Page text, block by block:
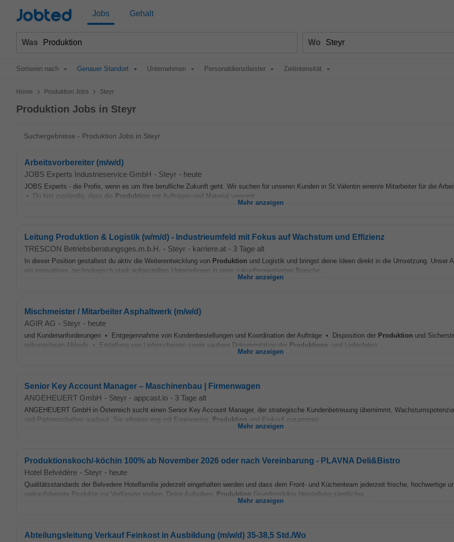
Jobted Jobs Gehalt
Was Wo
Sortieren nach Genauer Standort Unternehmen Personaldienstleister Zeitintensität
Home > Produktion Jobs > Steyr
Produktion Jobs in Steyr
Suchergebnisse - Produktion Jobs in Steyr
Arbeitsvorbereiter (m/w/d)
JOBS Experts Industrieservice GmbH - Steyr - heute
JOBS Experts - die Profis, wenn es um Ihre berufliche Zukunft geht. Wir suchen für unseren Kunden in St.Valentin einen/e Mitarbeiter für die
• Du bist zuständig, dass die Produktion mit Aufträgen und Material versorgt...
Mehr anzeigen
Leitung Produktion & Logistik (w/m/d) - Industrieumfeld mit Fokus auf Wachstum und Effizienz
TRESCON Betriebsberatungsges.m.b.H. - Steyr - karriere.at - 3 Tage alt
In dieser Position gestaltest du aktiv die Weiterentwicklung von Produktion und Logistik und bringst deine Ideen direkt in die Umsetzung. Unser
ein innovatives, technologisch stark aufgestelltes Unternehmen in einer zukunftsorientierten Branche...
Mehr anzeigen
Mischmeister / Mitarbeiter Asphaltwerk (m/w/d)
AGIR AG - Steyr - heute
und Kundenanforderungen • Entgegennahme von Kundenbestellungen und Koordination der Aufträge • Disposition der Produktion und
reibungslosen Ablaufs • Erstellung von Lieferscheinen sowie saubere Dokumentation der Produktions- und Lieferdaten...
Mehr anzeigen
Senior Key Account Manager – Maschinenbau | Firmenwagen
ANGEHEUERT GmbH - Steyr - appcast.io - 3 Tage alt
ANGEHEUERT GmbH in Österreich sucht einen Senior Key Account Manager, der strategische Kundenbetreuung übernimmt,
und Partnerschaften ausbaut. Sie arbeiten eng mit Engineering, Produktion und Einkauf zusammen...
Mehr anzeigen
Produktionskoch/-köchin 100% ab November 2026 oder nach Vereinbarung - PLAVNA Deli&Bistro
Hotel Belvédère - Steyr - heute
Qualitätsstandards der Belvedere Hotelfamilie jederzeit eingehalten werden und dass dem Front- und Küchenteam jederzeit frische, hochwertige
verkaufsbereite Produkte zur Verfügung stehen. Deine Aufgaben: Produktion Grundprodukte Herstellung sämtlicher...
Mehr anzeigen
Abteilungsleitung Verkauf Feinkost in Ausbildung (m/w/d) 35-38,5 Std./Wo